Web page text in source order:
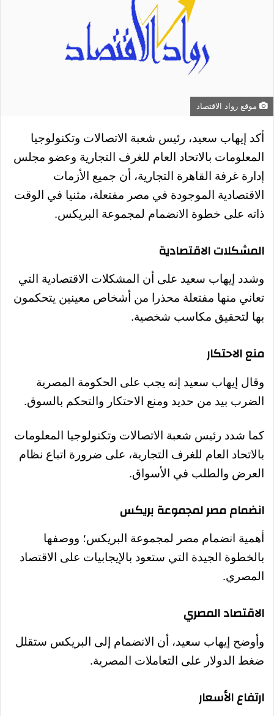
موقع رواد الاقتصاد
أكد إيهاب سعيد، رئيس شعبة الاتصالات وتكنولوجيا
المعلومات بالاتحاد العام للغرف التجارية وعضو مجلس
إدارة غرفة القاهرة التجارية، أن جميع الأزمات
الاقتصادية الموجودة في مصر مفتعلة، مثنيا في الوقت
ذاته على خطوة الانضمام لمجموعة البريكس.
المشكلات الاقتصادية
وشدد إيهاب سعيد على أن المشكلات الاقتصادية التي
تعاني منها مفتعلة محذرا من أشخاص معينين يتحكمون
بها لتحقيق مكاسب شخصية.
منع الاحتكار
وقال إيهاب سعيد إنه يجب على الحكومة المصرية
الضرب بيد من حديد ومنع الاحتكار والتحكم بالسوق.
كما شدد رئيس شعبة الاتصالات وتكنولوجيا المعلومات
بالاتحاد العام للغرف التجارية، على ضرورة اتباع نظام
العرض والطلب في الأسواق.
انضمام مصر لمجموعة بريكس
أهمية انضمام مصر لمجموعة البريكس؛ ووصفها
بالخطوة الجيدة التي ستعود بالإيجابيات على الاقتصاد
المصري.
الاقتصاد المصري
وأوضح إيهاب سعيد، أن الانضمام إلى البريكس ستقلل
ضغط الدولار على التعاملات المصرية.
ارتفاع الأسعار